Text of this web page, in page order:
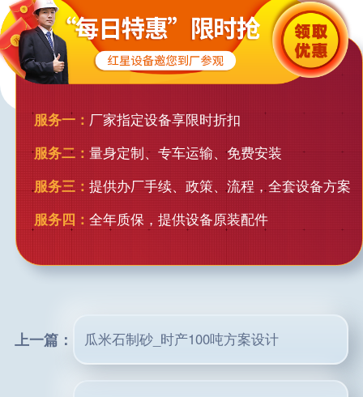
服务一： 厂家指定设备享限时折扣
服务二： 量身定制、专车运输、免费安装
服务三： 提供办厂手续、政策、流程，全套设备方案
服务四： 全年质保，提供设备原装配件
上一篇： 瓜米石制砂_时产100吨方案设计